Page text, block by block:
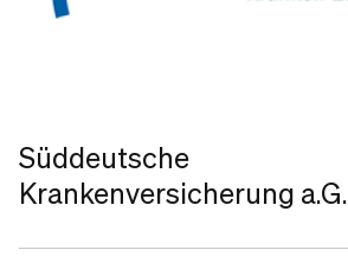
Süddeutsche
Krankenversicherung a.G.